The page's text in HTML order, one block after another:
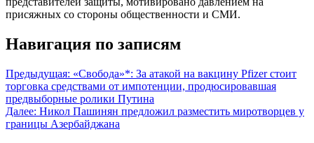
присяжных со стороны общественности и СМИ.
Навигация по записям
Предыдущая: «Свобода»*: За атакой на вакцину Pfizer стоит
торговка средствами от импотенции, продюсировавшая
предвыборные ролики Путина
Далее: Никол Пашинян предложил разместить миротворцев у
границы Азербайджана